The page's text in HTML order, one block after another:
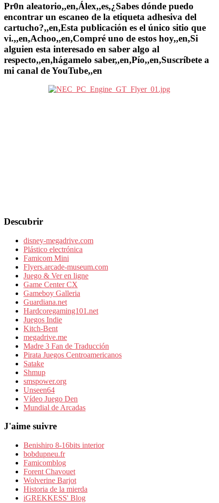
Pr0n aleatorio,,en,Álex,,es,¿Sabes dónde puedo
encontrar un escaneo de la etiqueta adhesiva del
cartucho?,,en,Esta publicación es el único sitio que
vi.,,en,Achoo,,en,Compré uno de estos hoy,,en,Si
alguien esta interesado en saber algo al
respecto,,en,hágamelo saber,,en,Pío,,en,Suscríbete a
mi canal de YouTube,,en
Descubrir
disney-megadrive.com
Plástico electrónica
Famicom Mini
Flyers.arcade-museum.com
Juego & Ver en ligne
Game Center CX
Gameboy Galleria
Guardiana.net
Hardcoregaming101.net
Juegos Indie
Kitch-Bent
megadrive.me
Madre 3 Fan de Traducción
Pirata Juegos Centroamericanos
Satake
Shmup
smspower.org
Unseen64
Vídeo Juego Den
Mundial de Arcadas
J'aime suivre
Benishiro 8-16bits interior
bobdupneu.fr
Famicomblog
Forent Chavouet
Wolverine Barjot
Historia de la mierda
iGREKKESS' Blog